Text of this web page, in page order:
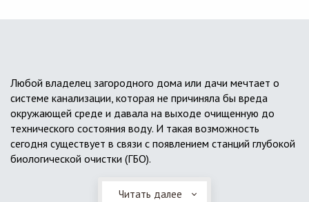
Любой владелец загородного дома или дачи мечтает о
системе канализации, которая не причиняла бы вреда
окружающей среде и давала на выходе очищенную до
технического состояния воду. И такая возможность
сегодня существует в связи с появлением станций глубокой
биологической очистки (ГБО).
Читать далее